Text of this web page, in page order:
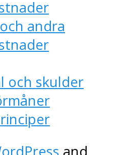
andra
och skulder